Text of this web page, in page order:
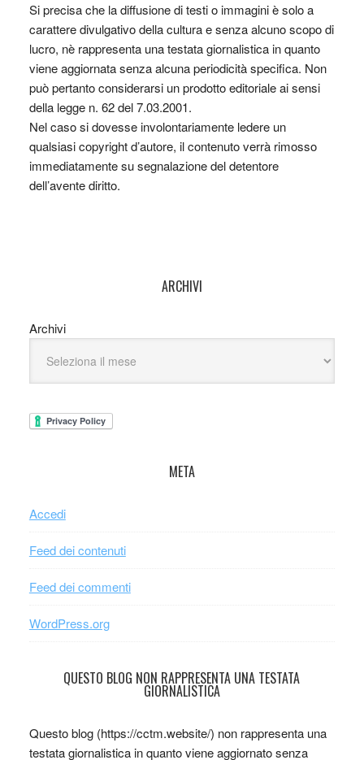
Si precisa che la diffusione di testi o immagini è solo a
carattere divulgativo della cultura e senza alcuno scopo di
lucro, nè rappresenta una testata giornalistica in quanto
viene aggiornata senza alcuna periodicità specifica. Non
può pertanto considerarsi un prodotto editoriale ai sensi
della legge n. 62 del 7.03.2001.
Nel caso si dovesse involontariamente ledere un
qualsiasi copyright d’autore, il contenuto verrà rimosso
immediatamente su segnalazione del detentore
dell’avente diritto.
ARCHIVI
Archivi
META
Accedi
Feed dei contenuti
Feed dei commenti
WordPress.org
QUESTO BLOG NON RAPPRESENTA UNA TESTATA
GIORNALISTICA
Questo blog (https://cctm.website/) non rappresenta una
testata giornalistica in quanto viene aggiornato senza